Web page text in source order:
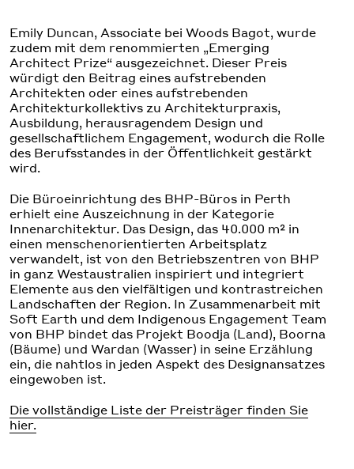
Emily Duncan, Associate bei Woods Bagot, wurde
zudem mit dem renommierten „Emerging
Architect Prize“ ausgezeichnet. Dieser Preis
würdigt den Beitrag eines aufstrebenden
Architekten oder eines aufstrebenden
Architekturkollektivs zu Architekturpraxis,
Ausbildung, herausragendem Design und
gesellschaftlichem Engagement, wodurch die Rolle
des Berufsstandes in der Öffentlichkeit gestärkt
wird.
Die Büroeinrichtung des BHP-Büros in Perth
erhielt eine Auszeichnung in der Kategorie
Innenarchitektur. Das Design, das 40.000 m² in
einen menschenorientierten Arbeitsplatz
verwandelt, ist von den Betriebszentren von BHP
in ganz Westaustralien inspiriert und integriert
Elemente aus den vielfältigen und kontrastreichen
Landschaften der Region. In Zusammenarbeit mit
Soft Earth und dem Indigenous Engagement Team
von BHP bindet das Projekt Boodja (Land), Boorna
(Bäume) und Wardan (Wasser) in seine Erzählung
ein, die nahtlos in jeden Aspekt des Designansatzes
eingewoben ist.
Die vollständige Liste der Preisträger finden Sie
hier.